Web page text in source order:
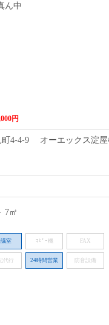
ん中
円
4-4-9 オーエックス淀屋
7㎡
室 ｺﾋﾟｰ機 FAX
代行 24時間営業 防音設備